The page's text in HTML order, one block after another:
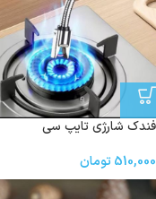
فندک شارژی تایپ سی
510,000تومان